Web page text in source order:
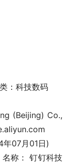
类：科技数码
(Beijing) Co.,
年07月01日)